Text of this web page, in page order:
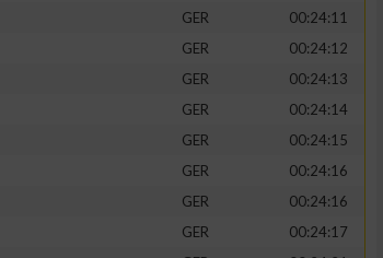
GER
00:24:11
GER
00:24:12
GER
00:24:13
GER
00:24:14
GER
00:24:15
GER
00:24:16
GER
00:24:16
GER
00:24:17